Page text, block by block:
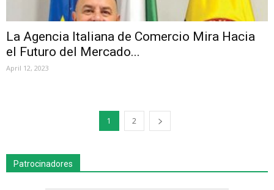
La Agencia Italiana de Comercio Mira Hacia
el Futuro del Mercado...
April 12, 2023
1 2
Patrocinadores